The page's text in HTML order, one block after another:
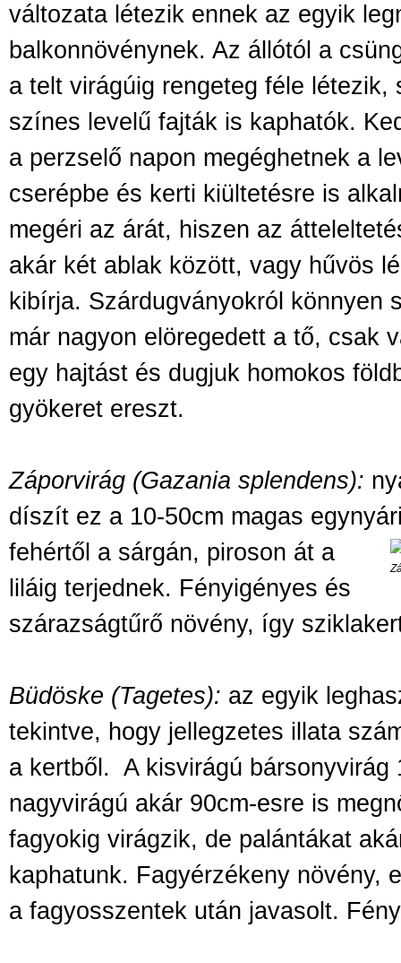
változata létezik ennek az egyik
balkonnövénynek. Az állótól a
a telt virágúig rengeteg féle létezik,
színes levelű fajták is kaphatók.
a perzselő napon megéghetnek a
cserépbe és kerti kiültetésre is
megéri az árát, hiszen az
akár két ablak között, vagy hűvös
kibírja. Szárdugványokról könnyen
már nagyon elöregedett a tő, csak
egy hajtást és dugjuk homokos
gyökeret ereszt.
Záporvirág (Gazania splendens):
díszít ez a 10-50cm magas
fehértől a sárgán, piroson át a
liláig terjednek. Fényigényes és
szárazságtűrő növény, így
Büdöske (Tagetes): az egyik
tekintve, hogy jellegzetes illata
a kertből.
A kisvirágú bársonyvirág
nagyvirágú akár 90cm-esre is
fagyokig virágzik, de palántákat
kaphatunk. Fagyérzékeny növény,
a fagyosszentek után javasolt.